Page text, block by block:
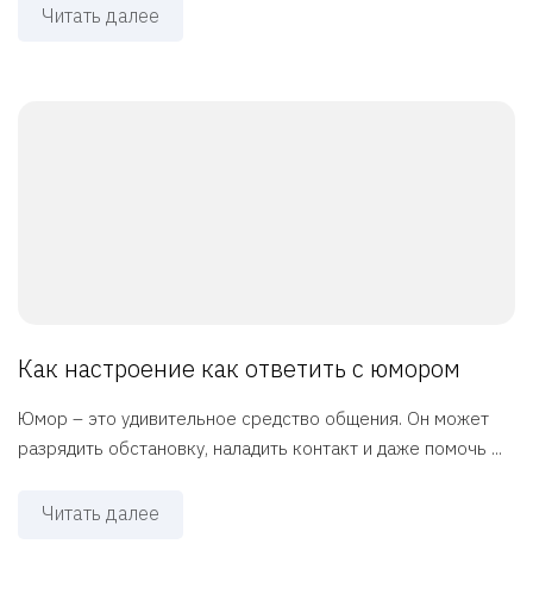
Читать далее
Как настроение как ответить с юмором
Юмор – это удивительное средство общения. Он может
разрядить обстановку, наладить контакт и даже помочь ...
Читать далее